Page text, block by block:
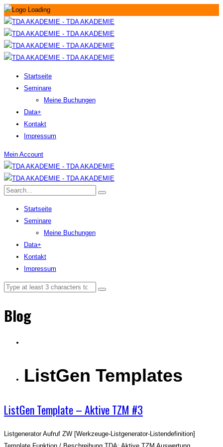
Startseite
Seminare
Meine Buchungen
Data+
Kontakt
Impressum
Mein Account
Startseite
Seminare
Meine Buchungen
Data+
Kontakt
Impressum
Blog
ListGen Templates
ListGen Template – Aktive TZM #3
Listgenerator Aufruf ZW [Werkzeuge-Listgenerator-Listendefinition]